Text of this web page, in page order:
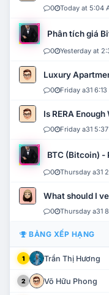
0 Today at 5:04
Phân tích giá
0 Yesterday at
Luxury
0 Friday a31 6:13
Is RERA
0 Friday a31
BTC (Bitcoin)
0 Thursday a31
What should I
0 Thursday a31
BẢNG XẾP HẠNG
1 Trần Thị Hương
2 Võ Hữu Phong